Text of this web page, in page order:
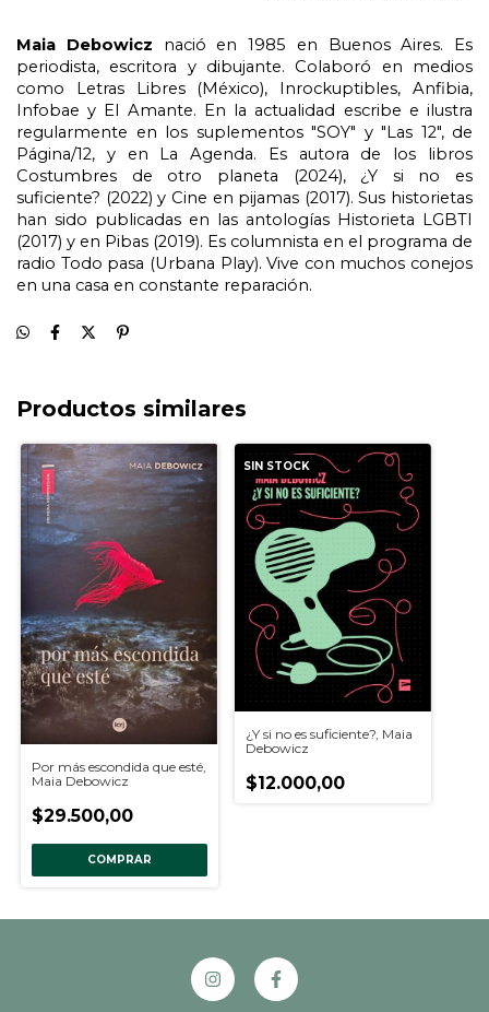
Maia Debowicz nació en 1985 en Buenos Aires. Es
periodista, escritora y dibujante. Colaboró en medios
como Letras Libres (México), Inrockuptibles, Anfibia,
Infobae y El Amante. En la actualidad escribe e ilustra
regularmente en los suplementos "SOY" y "Las 12", de
Página/12, y en La Agenda. Es autora de los libros
Costumbres de otro planeta (2024), ¿Y si no es
suficiente? (2022) y Cine en pijamas (2017). Sus historietas
han sido publicadas en las antologías Historieta LGBTI
(2017) y en Pibas (2019). Es columnista en el programa de
radio Todo pasa (Urbana Play). Vive con muchos conejos
en una casa en constante reparación.
Productos similares
Por más escondida que esté,
Maia Debowicz
$29.500,00
COMPRAR
SIN STOCK
¿Y si no es suficiente?, Maia
Debowicz
$12.000,00